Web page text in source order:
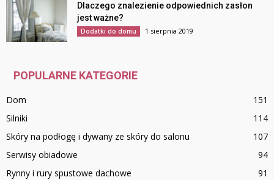
Dlaczego znalezienie odpowiednich zasłon
jest ważne?
Dodatki do domu 1 sierpnia 2019
POPULARNE KATEGORIE
Dom
151
Silniki
114
Skóry na podłogę i dywany ze skóry do salonu
107
Serwisy obiadowe
94
Rynny i rury spustowe dachowe
91